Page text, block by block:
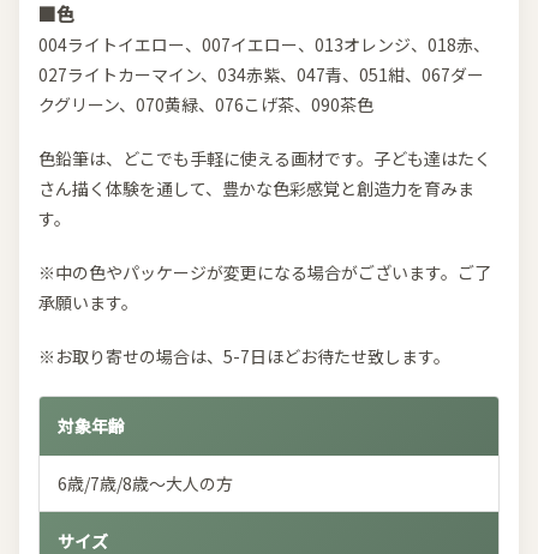
■色
004ライトイエロー、007イエロー、013オレンジ、018赤、
027ライトカーマイン、034赤紫、047青、051紺、067ダー
クグリーン、070黄緑、076こげ茶、090茶色
色鉛筆は、どこでも手軽に使える画材です。子ども達はたく
さん描く体験を通して、豊かな色彩感覚と創造力を育みま
す。
※中の色やパッケージが変更になる場合がございます。ご了
承願います。
※お取り寄せの場合は、5-7日ほどお待たせ致します。
対象年齢
6歳/7歳/8歳～大人の方
サイズ